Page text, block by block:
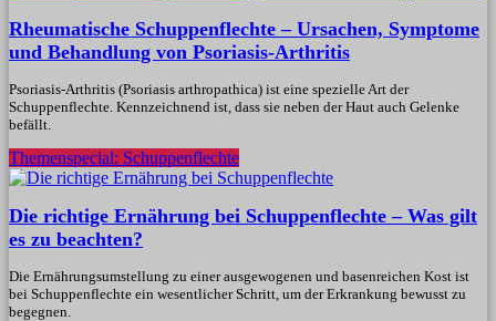
Rheumatische Schuppenflechte – Ursachen, Symptome
und Behandlung von Psoriasis-Arthritis
Psoriasis-Arthritis (Psoriasis arthropathica) ist eine spezielle Art der
Schuppenflechte. Kennzeichnend ist, dass sie neben der Haut auch Gelenke
befällt.
Themenspecial: Schuppenflechte
Die richtige Ernährung bei Schuppenflechte – Was gilt
es zu beachten?
Die Ernährungsumstellung zu einer ausgewogenen und basenreichen Kost ist
bei Schuppenflechte ein wesentlicher Schritt, um der Erkrankung bewusst zu
begegnen.